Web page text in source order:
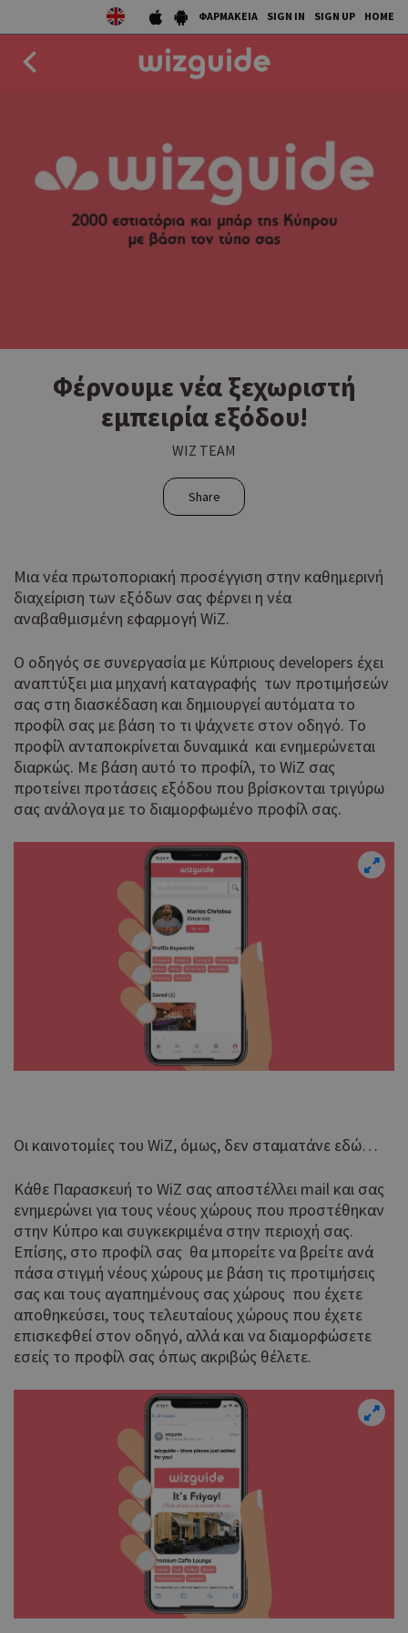
ΦΑΡΜΑΚΕΙΑ SIGN IN SIGN UP HOME
Φέρνουμε νέα ξεχωριστή
εμπειρία εξόδου!
WIZ TEAM
Share
Μια νέα πρωτοποριακή προσέγγιση στην καθημερινή
διαχείριση των εξόδων σας φέρνει η νέα
αναβαθμισμένη εφαρμογή WiZ.
Ο οδηγός σε συνεργασία με Κύπριους developers έχει
αναπτύξει μια μηχανή καταγραφής των προτιμήσεών
σας στη διασκέδαση και δημιουργεί αυτόματα το
προφίλ σας με βάση το τι ψάχνετε στον οδηγό. To
προφίλ ανταποκρίνεται δυναμικά και ενημερώνεται
διαρκώς. Με βάση αυτό το προφίλ, το WiZ σας
προτείνει προτάσεις εξόδου που βρίσκονται τριγύρω
σας ανάλογα με το διαμορφωμένο προφίλ σας.
Οι καινοτομίες του WiZ, όμως, δεν σταματάνε εδώ…
Κάθε Παρασκευή το WiZ σας αποστέλλει mail και σας
ενημερώνει για τους νέους χώρους που προστέθηκαν
στην Κύπρο και συγκεκριμένα στην περιοχή σας.
Επίσης, στο προφίλ σας θα μπορείτε να βρείτε ανά
πάσα στιγμή νέους χώρους με βάση τις προτιμήσεις
σας και τους αγαπημένους σας χώρους που έχετε
αποθηκεύσει, τους τελευταίους χώρους που έχετε
επισκεφθεί στον οδηγό, αλλά και να διαμορφώσετε
εσείς το προφίλ σας όπως ακριβώς θέλετε.